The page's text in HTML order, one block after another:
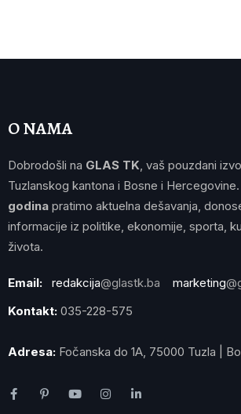
O NAMA
Dobrodošli na GLAS TK , vaš pouzdani
Tuzlanskog kantona i Bosne i
godina pratimo aktuelna dešavanja,
informacije iz politike, ekonomije, sporta,
života.
Email: redakcija@glastk.ba marketing
Kontakt: 035-228-575
Adresa: Fočanska do 1A, 75000 Tuzla |